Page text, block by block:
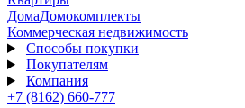
ДомаДомокомплекты
Коммерческая недвижимость
Способы покупки
Покупателям
Компания
+7 (8162) 660-777